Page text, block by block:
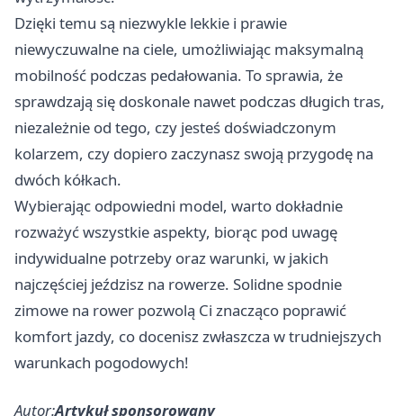
Dzięki temu są niezwykle lekkie i prawie
niewyczuwalne na ciele, umożliwiając maksymalną
mobilność podczas pedałowania. To sprawia, że
sprawdzają się doskonale nawet podczas długich tras,
niezależnie od tego, czy jesteś doświadczonym
kolarzem, czy dopiero zaczynasz swoją przygodę na
dwóch kółkach.
Wybierając odpowiedni model, warto dokładnie
rozważyć wszystkie aspekty, biorąc pod uwagę
indywidualne potrzeby oraz warunki, w jakich
najczęściej jeździsz na rowerze. Solidne spodnie
zimowe na rower pozwolą Ci znacząco poprawić
komfort jazdy, co docenisz zwłaszcza w trudniejszych
warunkach pogodowych!
Autor:Artykuł sponsorowany